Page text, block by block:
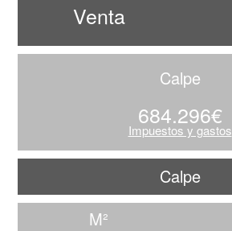
Venta
Calpe
684.296€
Impuestos y gastos
Calpe
M²